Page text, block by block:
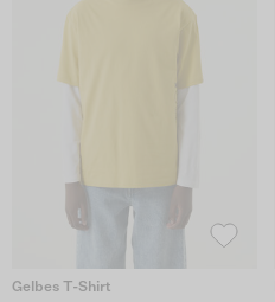
Gelbes T-Shirt